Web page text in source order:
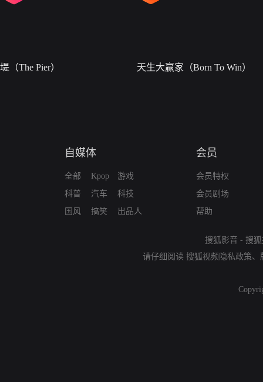
堤（The Pier） 天生大赢家（Born To Win）
自媒体
全部
科普
国风
Kpop
汽车
搞笑
游戏
科技
出品人
会员
会员特权
会员剧场
帮助
搜狐影音 - 搜
请仔细阅读 搜狐视频隐私政策、